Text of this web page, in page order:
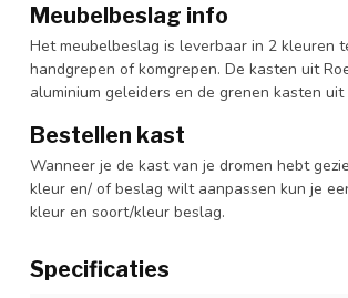
Meubelbeslag info
Het meubelbeslag is leverbaar in 2 kleuren
handgrepen of komgrepen. De kasten uit
aluminium geleiders en de grenen kasten
Bestellen kast
Wanneer je de kast van je dromen hebt
kleur en/ of beslag wilt aanpassen kun je
kleur en soort/kleur beslag.
Specificaties